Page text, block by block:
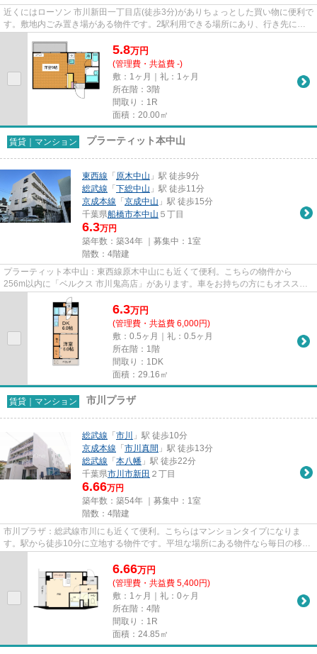
近くにはローソン 市川新田一丁目店(徒歩3分)がありちょっとした買い物に便利で
す。敷地内ごみ置き場がある物件です。2駅利用できる場所にあり、行き先に応
5.8万円
(管理費・共益費 -)
敷：1ヶ月｜礼：1ヶ月
所在階：3階
間取り：1R
面積：20.00㎡
賃貸｜マンション プラーティット本中山
東西線 「 原木中山 」駅 徒歩9分
総武線 「 下総中山 」駅 徒歩11分
京成本線 「 京成中山 」駅 徒歩15分
千葉県船橋市本中山 ５丁目
6.3万円
築年数：築34年 ｜募集中： 1室
階数：4階建
プラーティット本中山：東西線原木中山にも近くて便利。こちらの物件から
256m以内に「ベルクス 市川鬼高店」があります。車をお持ちの方にもオススメ
の、自走式駐車場を利用できる物件...
6.3万円
(管理費・共益費 6,000円)
敷：0.5ヶ月｜礼：0.5ヶ月
所在階：1階
間取り：1DK
面積：29.16㎡
賃貸｜マンション 市川プラザ
総武線 「 市川
」駅 徒歩10分
京成本線 「 市川真間 」駅 徒歩13分
総武線 「 本八幡 」駅 徒歩22分
千葉県市川市新田 ２丁目
6.66万円
築年数：築54年 ｜募集中： 1室
階数：4階建
市川プラザ：総武線市川にも近くて便利。こちらはマンションタイプになりま
す。駅から徒歩10分に立地する物件です。平坦な場所にある物件なら毎日の移動
6.66万円
(管理費・共益費 5,400円)
敷：1ヶ月｜礼：0ヶ月
所在階：4階
間取り：1R
面積：24.85㎡